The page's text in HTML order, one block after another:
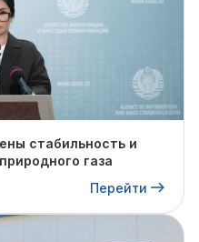
стабильность и
газа
Перейти